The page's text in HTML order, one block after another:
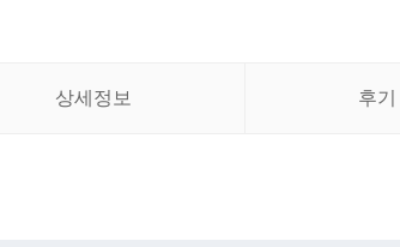
상세정보 후기